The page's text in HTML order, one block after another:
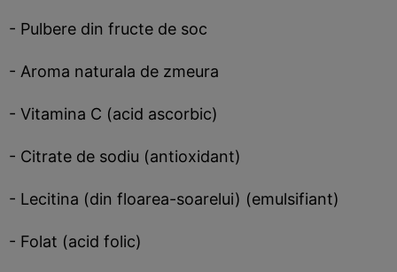
- Pulbere din fructe de soc
- Aroma naturala de zmeura
- Vitamina C (acid ascorbic)
- Citrate de sodiu (antioxidant)
- Lecitina (din floarea-soarelui) (emulsifiant)
- Folat (acid folic)